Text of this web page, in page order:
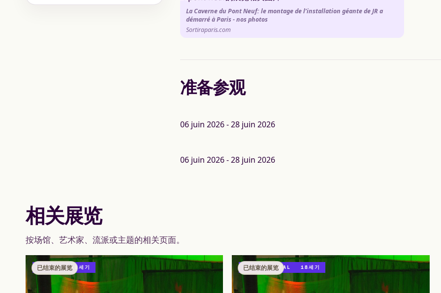
La Caverne du Pont Neuf: le montage de l’installation géante de JR a
démarré à Paris - nos photos
Sortiraparis.com
准备参观
06 juin 2026 - 28 juin 2026
06 juin 2026 - 28 juin 2026
相关展览
按场馆、艺术家、流派或主题的相关页面。
已结束的展览
DISENO 18세기 已结束的展览
ARTE DIGITAL 18세기